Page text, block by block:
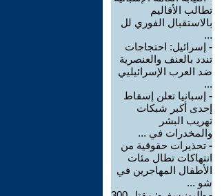
تطالب الأقاليم
بالاستقبال الفوري لل
...
- إسرائيل: احتجاجات
تندد بالعنف والعنصرية
ضد العرب الإسرائيليي
...
- إسبانيا تعلن إسقاط
إحدى أكبر شبكات
تهريب البشر
والمخدرات في ...
- تحذيرات حقوقية من
انتهاكات تطال مئات
الأطفال المهاجرين في
شو ...